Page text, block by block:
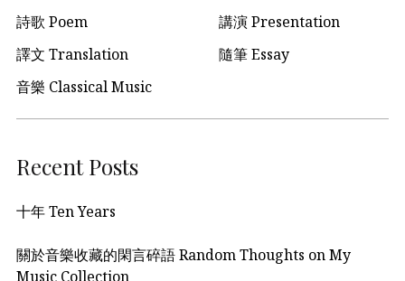
詩歌 Poem
講演 Presentation
譯文 Translation
隨筆 Essay
音樂 Classical Music
Recent Posts
十年 Ten Years
關於音樂收藏的閑言碎語 Random Thoughts on My
Music Collection